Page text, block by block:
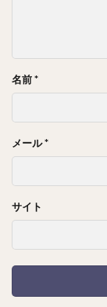
名前*
メール*
サイト